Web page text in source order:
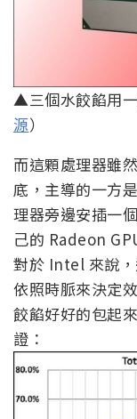
▲三個水餃餡用
源）
而這顆處理器雖
底，主導的一方
理器旁邊安插一
己的 Radeon
對於 Intel 來說，
依照時脈來決定
餃餡好好的包起
證：